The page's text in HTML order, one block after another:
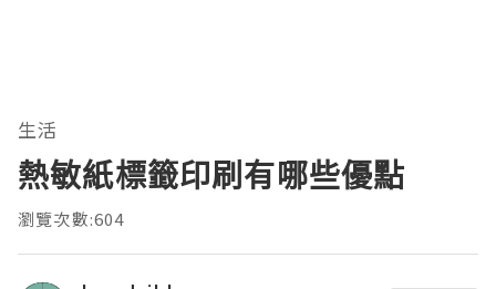
生活
熱敏紙標籤印刷有哪些優點
瀏覽次數:604